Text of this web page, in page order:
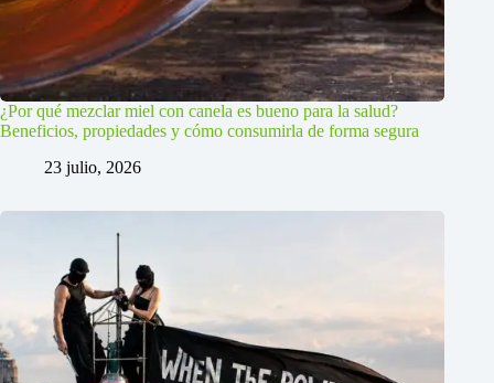
¿Por qué mezclar miel con canela es bueno para la salud?
Beneficios, propiedades y cómo consumirla de forma segura
23 julio, 2026